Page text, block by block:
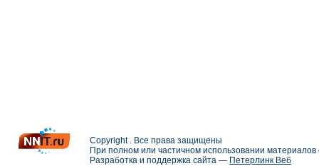
Copyright . Все права защищены
При полном или частичном использовании
Разработка и поддержка сайта — Петерлинк Веб